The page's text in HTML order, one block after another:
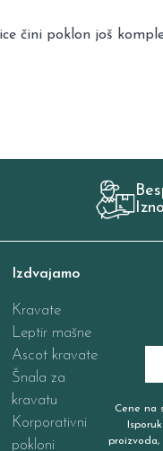
čini poklon još
Izdvajamo
Kravate
Leptir mašne
Ascot kravate
Šnala za
kravatu
Korporativni
pokloni
Cene na
proizvoda,